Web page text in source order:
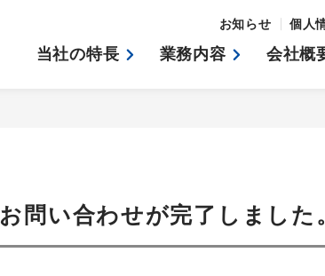
当社の特長 業務内容 会社概
お知らせ 個人
お問い合わせが完了しました